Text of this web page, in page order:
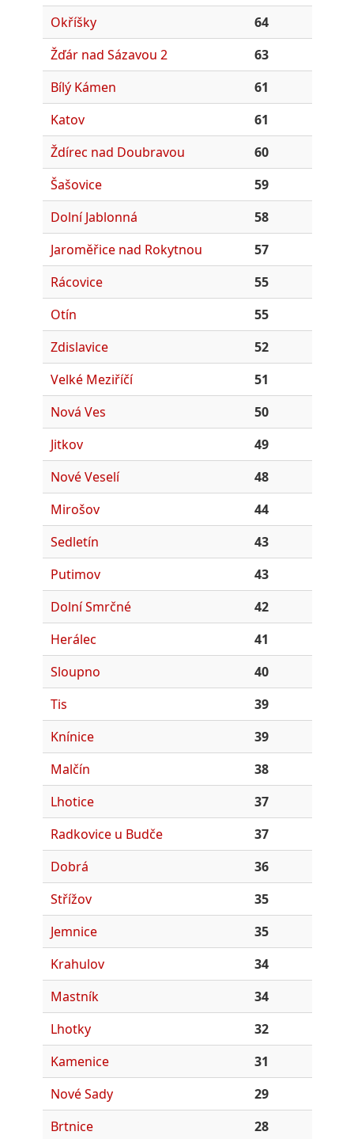
Okříšky
64
Žďár nad Sázavou 2
63
Bílý Kámen
61
Katov
61
Ždírec nad Doubravou
60
Šašovice
59
Dolní Jablonná
58
Jaroměřice nad Rokytnou
57
Rácovice
55
Otín
55
Zdislavice
52
Velké Meziříčí
51
Nová Ves
50
Jitkov
49
Nové Veselí
48
Mirošov
44
Sedletín
43
Putimov
43
Dolní Smrčné
42
Herálec
41
Sloupno
40
Tis
39
Knínice
39
Malčín
38
Lhotice
37
Radkovice u Budče
37
Dobrá
36
Střížov
35
Jemnice
35
Krahulov
34
Mastník
34
Lhotky
32
Kamenice
31
Nové Sady
29
Brtnice
28